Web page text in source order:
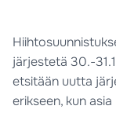
järjestetä 30.-
etsitään uutta
erikseen, kun